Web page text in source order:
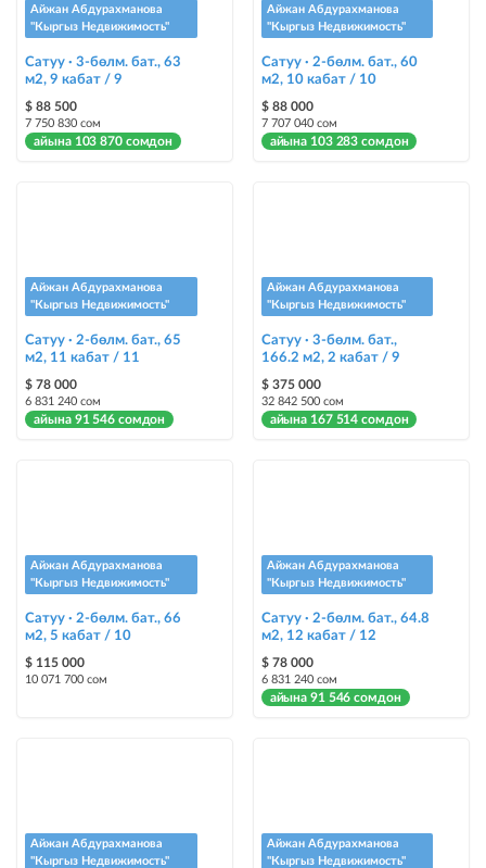
@house_kg Instagram аккаунтуна жана Telegram каналына жарыя
жайгаштыруу + Instagramдагы акы төлөнүүчү жарнама
Түс менен белгилөө
жарыялардын арасында башка түстө бөлүп көрсөтүлөт
бөлүмүндө көрсөтүлөт
Чаптамалар
Опциялары бар жаркыраган стикерлер сиздин мүлкүңүздү
башкалардан өзгөчөлөнтүп, аны тезирээк сатууга жардам берет
Айжан Абдурахманова
"Кыргыз Недвижимость"
Сатуу · 3-бөлм. бат., 63
м2, 9 кабат / 9
$ 88 500
7 750 830 сом
айына 103 870 сомдон
Айжан Абдурахманова
"Кыргыз Недвижимость"
Сатуу · 2-бөлм. бат., 60
м2, 10 кабат / 10
$ 88 000
7 707 040 сом
айына 103 283 сомдон
Айжан Абдурахманова
"Кыргыз Недвижимость"
Сатуу · 2-бөлм. бат., 65
м2, 11 кабат / 11
$ 78 000
6 831 240 сом
айына 91 546 сомдон
Айжан Абдурахманова
"Кыргыз Недвижимость"
Сатуу · 3-бөлм. бат.,
166.2 м2, 2 кабат / 9
$ 375 000
32 842 500 сом
айына 167 514 сомдон
Айжан Абдурахманова
"Кыргыз Недвижимость"
Сатуу · 2-бөлм. бат., 66
м2, 5 кабат / 10
$ 115 000
10 071 700 сом
Айжан Абдурахманова
"Кыргыз Недвижимость"
Сатуу · 2-бөлм. бат., 64.8
м2, 12 кабат / 12
$ 78 000
6 831 240 сом
айына 91 546 сомдон
Айжан Абдурахманова
"Кыргыз Недвижимость"
Айжан Абдурахманова
"Кыргыз Недвижимость"